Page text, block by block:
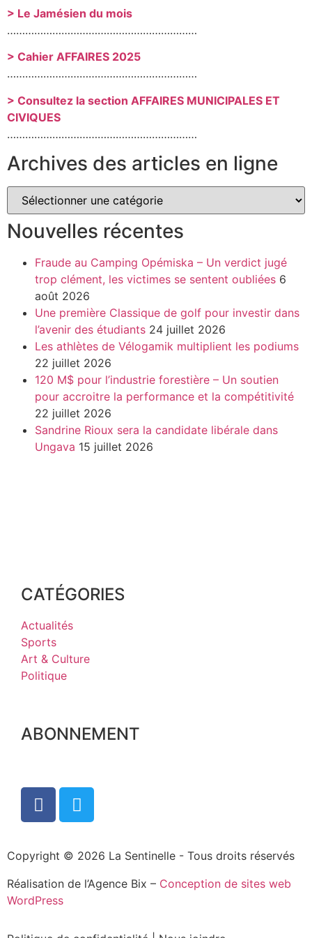
> Le Jamésien du mois
………………………………………………………
> Cahier AFFAIRES 2025
………………………………………………………
> Consultez la section AFFAIRES MUNICIPALES ET
CIVIQUES
………………………………………………………
Archives des articles en ligne
Nouvelles récentes
Fraude au Camping Opémiska – Un verdict jugé
trop clément, les victimes se sentent oubliées 6
août 2026
Une première Classique de golf pour investir dans
l’avenir des étudiants 24 juillet 2026
Les athlètes de Vélogamik multiplient les podiums
22 juillet 2026
120 M$ pour l’industrie forestière – Un soutien
pour accroitre la performance et la compétitivité
22 juillet 2026
Sandrine Rioux sera la candidate libérale dans
Ungava 15 juillet 2026
CATÉGORIES
Actualités
Sports
Art & Culture
Politique
ABONNEMENT
Copyright © 2026 La Sentinelle - Tous droits réservés
Réalisation de l’Agence Bix – Conception de sites web
WordPress